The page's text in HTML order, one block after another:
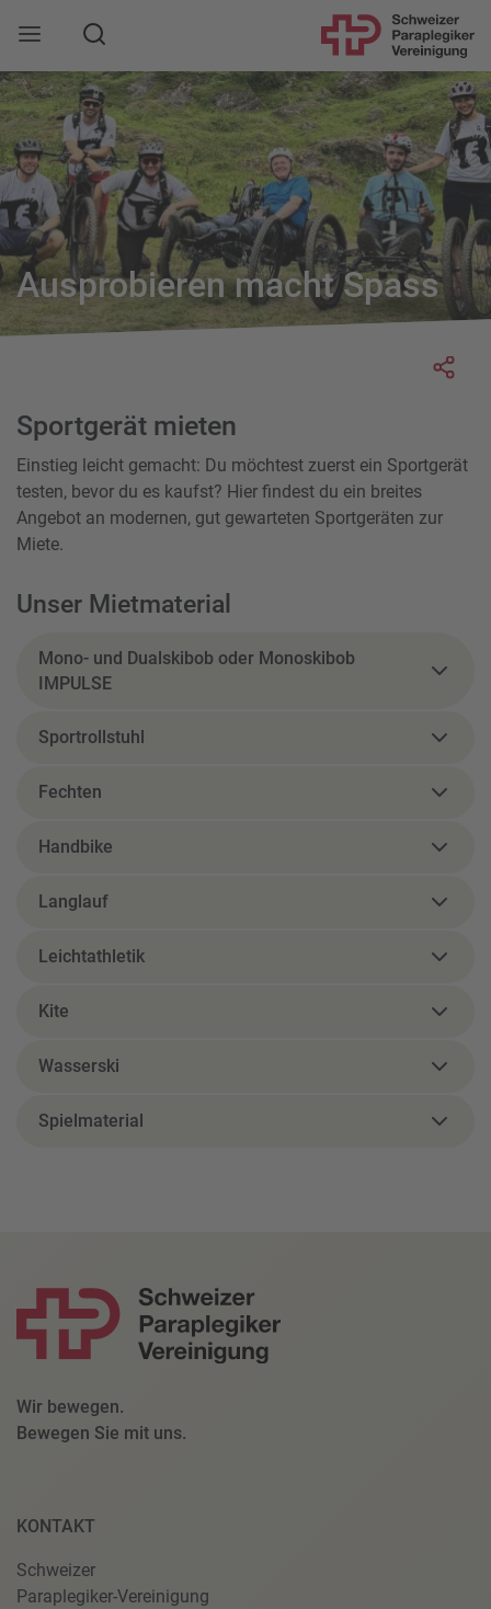
Mobile Navigation öffnen
Suche
Ausprobieren macht Spass
Sportgerät mieten
Einstieg leicht gemacht: Du möchtest zuerst ein Sportgerät
testen, bevor du es kaufst? Hier findest du ein breites
Angebot an modernen, gut gewarteten Sportgeräten zur
Miete.
Unser Mietmaterial
Mono- und Dualskibob oder Monoskibob
IMPULSE
Sportrollstuhl
Fechten
Handbike
Langlauf
Leichtathletik
Kite
Wasserski
Spielmaterial
Wir bewegen.
Bewegen Sie mit uns.
KONTAKT
Schweizer
Paraplegiker-Vereinigung